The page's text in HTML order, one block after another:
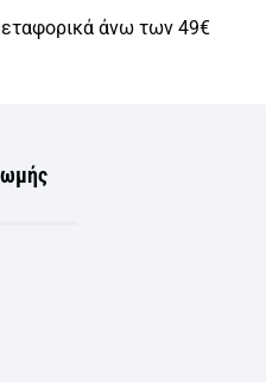
άνω των 49€